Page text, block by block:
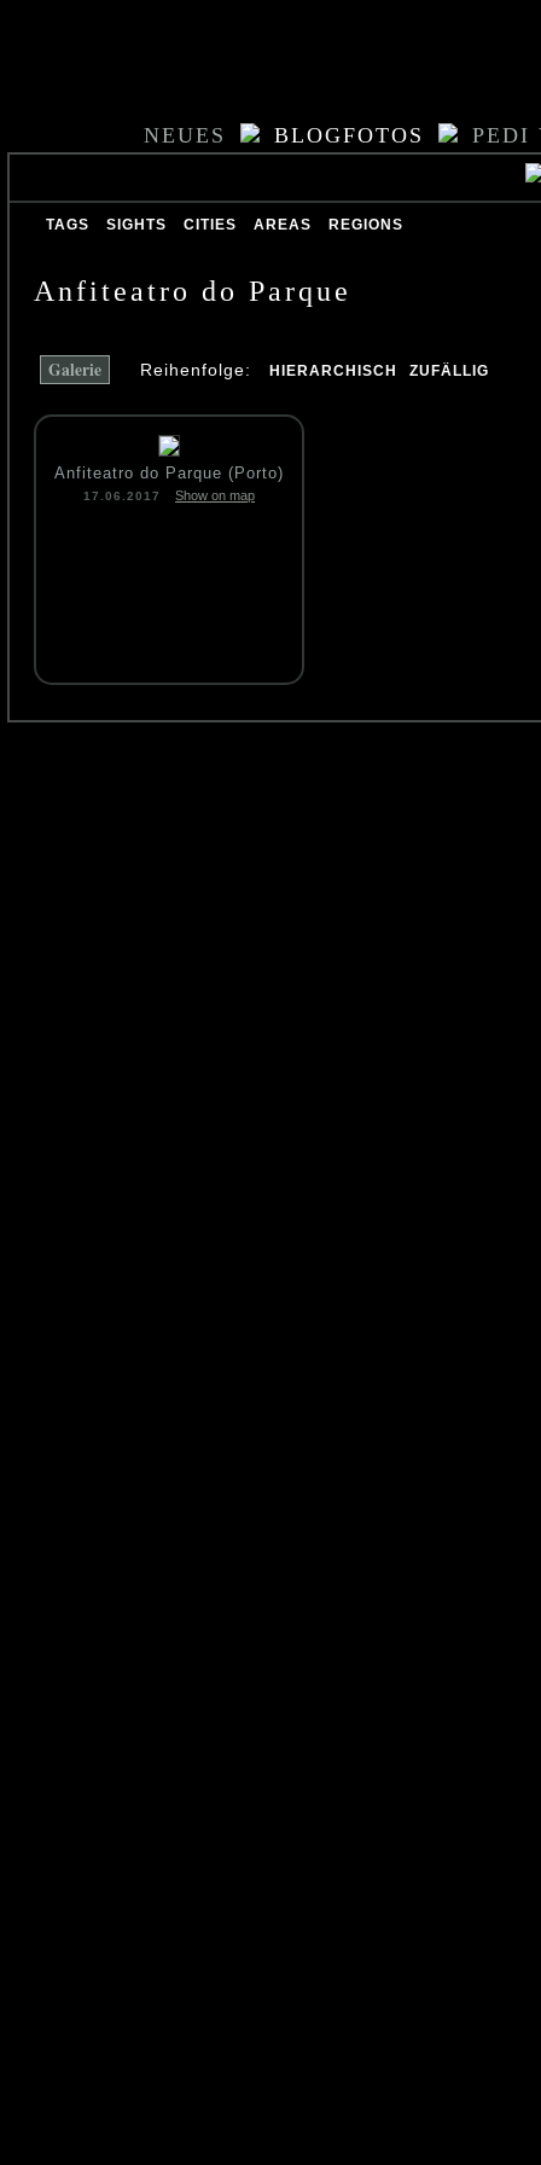
NEUES BLOGFOTOS PEDI
TAGS SIGHTS CITIES AREAS REGIONS
Anfiteatro do Parque
Galerie Reihenfolge: HIERARCHISCH ZUFÄLLIG
Anfiteatro do Parque (Porto)
17.06.2017 Show on map